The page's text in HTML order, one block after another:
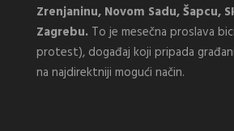
Zrenjaninu, Novom Sadu, Šapcu,
Zagrebu. To je mesečna proslava
protest), događaj koji pripada
na najdirektniji mogući način.